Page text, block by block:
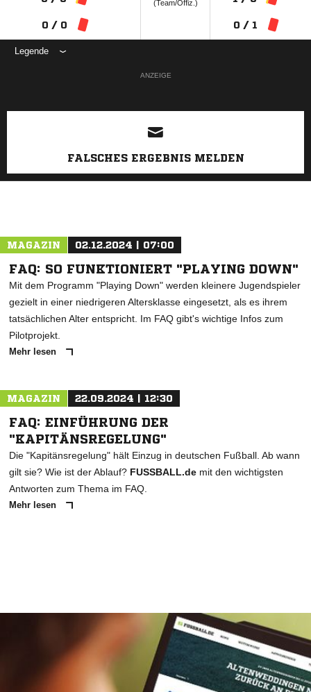
0 / 0
(Team/Offiz.)
0 / 1
Legende
ANZEIGE
FALSCHES ERGEBNIS MELDEN
MAGAZIN 02.12.2024 | 07:00
FAQ: SO FUNKTIONIERT "PLAYING DOWN"
Mit dem Programm "Playing Down" werden kleinere Jugendspieler
gezielt in einer niedrigeren Altersklasse eingesetzt, als es ihrem
tatsächlichen Alter entspricht. Im FAQ gibt's wichtige Infos zum
Pilotprojekt.
Mehr lesen
MAGAZIN 22.09.2024 | 12:30
FAQ: EINFÜHRUNG DER
"KAPITÄNSREGELUNG"
Die "Kapitänsregelung" hält Einzug in deutschen Fußball. Ab wann
gilt sie? Wie ist der Ablauf? FUSSBALL.de mit den wichtigsten
Antworten zum Thema im FAQ.
Mehr lesen